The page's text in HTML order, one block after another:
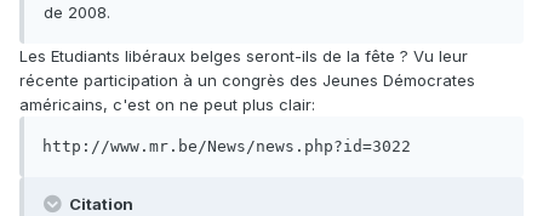
de 2008.
Les Etudiants libéraux belges seront-ils de la fête ? Vu leur
récente participation à un congrès des Jeunes Démocrates
américains, c'est on ne peut plus clair:
http://www.mr.be/News/news.php?id=3022
Citation